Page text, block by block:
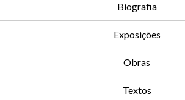
Biografia
Exposições
Obras
Textos